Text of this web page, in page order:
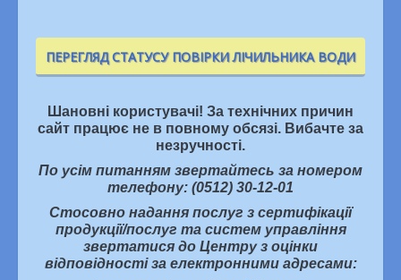
ПЕРЕГЛЯД СТАТУСУ ПОВІРКИ ЛІЧИЛЬНИКА ВОДИ
Шановні користувачі! За технічних причин
сайт працює не в повному обсязі. Вибачте за
незручності.
По усім питанням звертайтесь за номером
телефону: (0512) 30-12-01
Стосовно надання послуг з сертифікації
продукції/послуг та систем управління
звертатися до Центру з оцінки
відповідності за електронними адресами: